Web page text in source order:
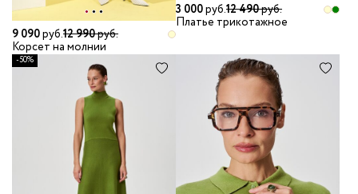
9 090руб.12 990руб.
Корсет на молнии
3 000руб.12 490руб.
Платье трикотажное
-50%